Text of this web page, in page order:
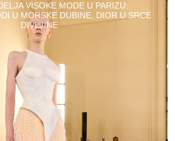
VISOKE MODE U PARIZU:
U MORSKE DUBINE, DIOR U SRCE
DIVLJINE